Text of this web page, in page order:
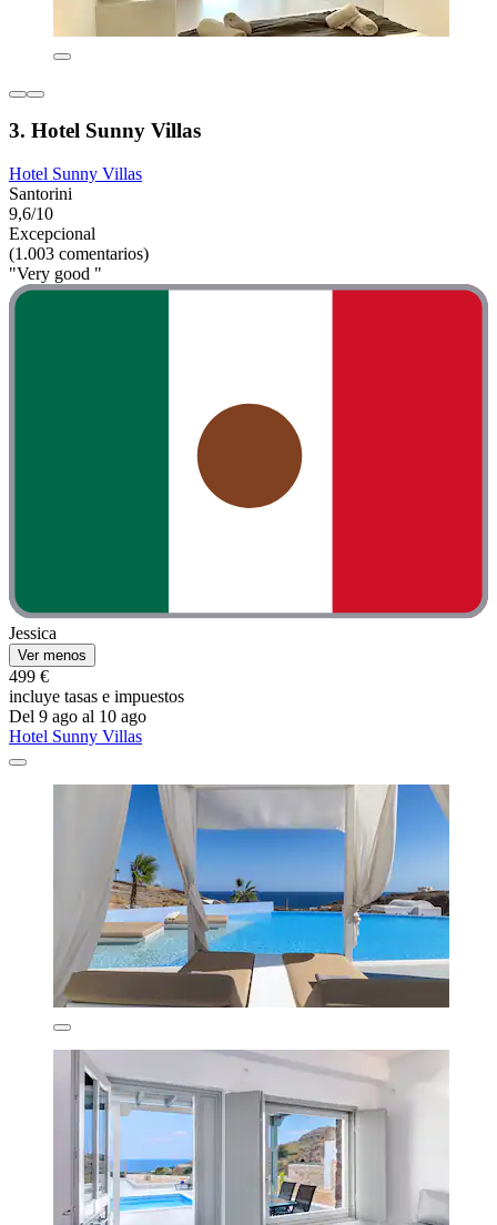
3. Hotel Sunny Villas
Hotel Sunny Villas
Santorini
9,6/10
Excepcional
(1.003 comentarios)
"Very good "
Jessica
Ver menos
499 €
incluye tasas e impuestos
Del 9 ago al 10 ago
Hotel Sunny Villas